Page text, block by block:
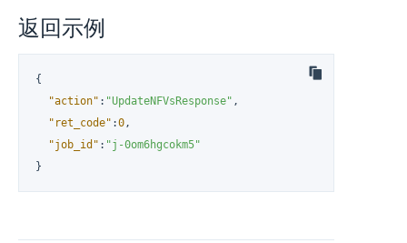
返回示例
{
"action" : "UpdateNFVsResponse" ,
"ret_code" :0,
"job_id" : "j-0om6hgcokm5"
}